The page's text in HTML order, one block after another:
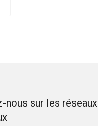
nous sur les réseaux